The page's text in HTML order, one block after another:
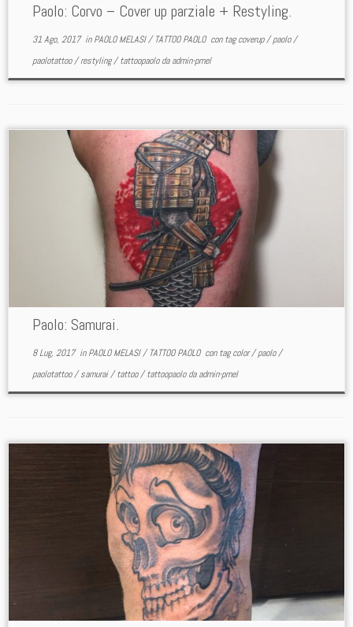
Paolo: Corvo – Cover up parziale + Restyling.
31 Ago, 2017inPAOLO MELASI/TATTOO PAOLO con tagcoverup/paolo/
paolotattoo/restyling/tattoopaolodaadmin-pmel
Paolo: Samurai.
8 Lug, 2017inPAOLO MELASI/TATTOO PAOLO con tagcolor/paolo/
paolotattoo/samurai/tattoo/tattoopaolodaadmin-pmel